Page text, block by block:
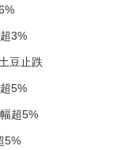
3%
豆止跌
5%
超5%
5%